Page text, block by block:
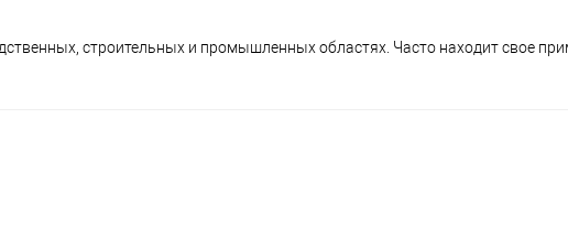
строительных и промышленных областях. Часто находит свое